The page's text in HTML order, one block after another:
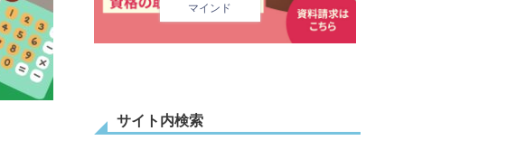
マインド
サイト内検索